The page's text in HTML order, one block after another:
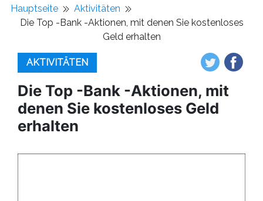
Hauptseite
Aktivitäten
Die Top -Bank -Aktionen, mit denen Sie kostenloses
Geld erhalten
AKTIVITÄTEN
Die Top -Bank -Aktionen, mit
denen Sie kostenloses Geld
erhalten